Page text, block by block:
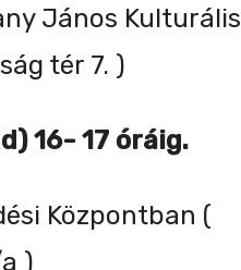
János Kulturális
tér 7. )
16- 17 óráig.
Központban (
)